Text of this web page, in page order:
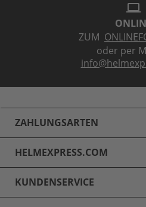
laptop
ZUM
oder per
ZAHLUNGSARTEN
HELMEXPRESS.COM
KUNDENSERVICE